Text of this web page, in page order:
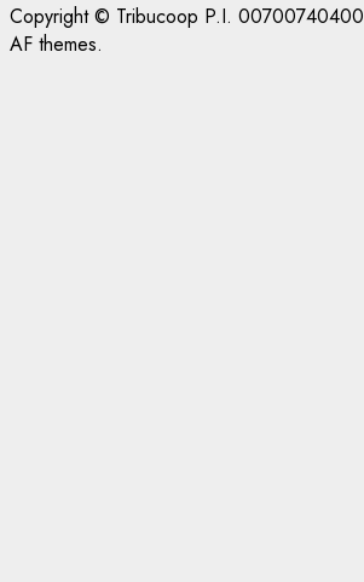
Copyright © Tribucoop P.I. 00700740400
AF themes.